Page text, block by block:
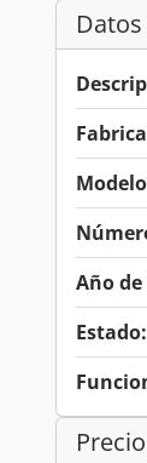
Año
Estado: